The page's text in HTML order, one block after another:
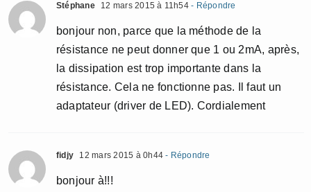
Stéphane 12 mars 2015 à 11h54- Répondre
bonjour non, parce que la méthode de la
résistance ne peut donner que 1 ou 2mA, après,
la dissipation est trop importante dans la
résistance. Cela ne fonctionne pas. Il faut un
adaptateur (driver de LED). Cordialement
fidjy 12 mars 2015 à 0h44 - Répondre
bonjour à!!!